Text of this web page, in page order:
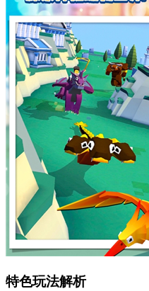
特色玩法解析